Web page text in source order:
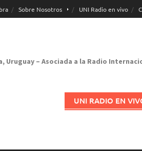
Sobre Nosotros UNI Radio en vivo
Uruguay – Asociada a la Radio
UNI RADIO EN